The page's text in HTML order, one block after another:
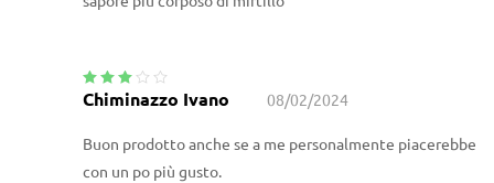
Valutato
3su 5
Chiminazzo Ivano 08/02/2024
Buon prodotto anche se a me personalmente piacerebbe
con un po più gusto.